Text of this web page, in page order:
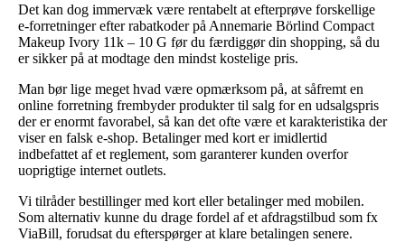
Det kan dog immervæk være rentabelt at efterprøve forskellige
e-forretninger efter rabatkoder på Annemarie Börlind Compact
Makeup Ivory 11k – 10 G før du færdiggør din shopping, så du
er sikker på at modtage den mindst kostelige pris.
Man bør lige meget hvad være opmærksom på, at såfremt en
online forretning frembyder produkter til salg for en udsalgspris
der er enormt favorabel, så kan det ofte være et karakteristika der
viser en falsk e-shop. Betalinger med kort er imidlertid
indbefattet af et reglement, som garanterer kunden overfor
uoprigtige internet outlets.
Vi tilråder bestillinger med kort eller betalinger med mobilen.
Som alternativ kunne du drage fordel af et afdragstilbud som fx
ViaBill, forudsat du efterspørger at klare betalingen senere.